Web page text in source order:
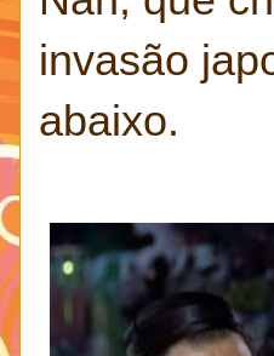
invasão
abaixo.